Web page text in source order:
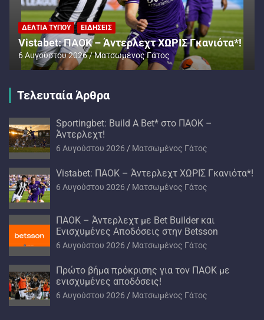
ΔΕΛΤΊΑ ΤΎΠΟΥ ΕΙΔΉΣΕΙΣ
Vistabet: ΠΑΟΚ – Άντερλεχτ ΧΩΡΙΣ Γκανιότα*!
6 Αυγούστου 2026 Ματσωμένος Γάτος
Τελευταία Άρθρα
Sportingbet: Build A Bet* στο ΠΑΟΚ –
Άντερλεχτ!
6 Αυγούστου 2026 Ματσωμένος Γάτος
Vistabet: ΠΑΟΚ – Άντερλεχτ ΧΩΡΙΣ Γκανιότα*!
6 Αυγούστου 2026 Ματσωμένος Γάτος
ΠΑΟΚ – Άντερλεχτ με Bet Builder και
Ενισχυμένες Αποδόσεις στην Betsson
6 Αυγούστου 2026 Ματσωμένος Γάτος
Πρώτο βήμα πρόκρισης για τον ΠΑΟΚ με
ενισχυμένες αποδόσεις!
6 Αυγούστου 2026 Ματσωμένος Γάτος